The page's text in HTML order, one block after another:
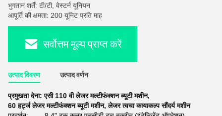
भुगतान शर्तें: टी/टी, वेस्टर्न यूनियन
आपूर्ति की क्षमता: 200 यूनिट प्रति माह
सर्वोत्तम मूल्य प्राप्त करें
उत्पाद विवरण उत्पाद वर्णन
प्रमुखता देना:एसी 110 वी लेजर मल्टीफंक्शन ब्यूटी मशीन,
60 हर्ट्ज लेजर मल्टीफंक्शन ब्यूटी मशीन,लेजर त्वचा कायाकल्प सौंदर्य मशीन